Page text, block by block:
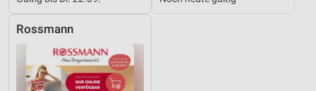
Rossmann